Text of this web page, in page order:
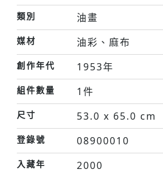
類別 油畫
媒材 油彩、麻布
創作年代 1953年
組件數量 1件
尺寸 53.0 x 65.0 cm
登錄號 08900010
入藏年 2000